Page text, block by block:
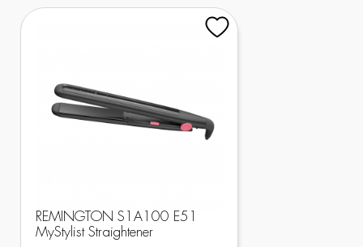
REMINGTON S1A100 E51
MyStylist Straightener